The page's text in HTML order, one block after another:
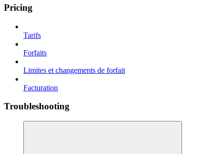
Pricing
Tarifs
Forfaits
Limites et changements de forfait
Facturation
Troubleshooting